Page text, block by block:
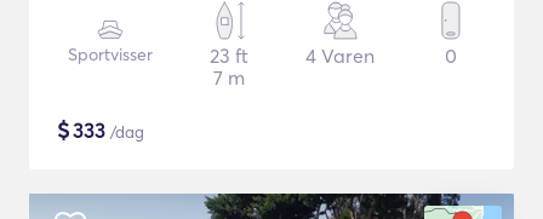
Sportvisser
23 ft
7 m
4 Varen 0
$333 /dag